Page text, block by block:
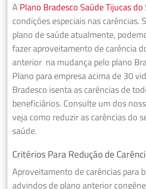
A Plano Bradesco Saúde Tijucas do
condições especiais nas carências.
plano de saúde atualmente,
fazeraproveitamento de carência
anterior na mudança pelo plano
Plano para empresa acima de 30
Bradesco isenta as carências de
beneficiários. Consulte um dos
veja como reduzir as carências do
saúde.
Critérios Para Redução de
Aproveitamento de carências para
advindos de plano anterior